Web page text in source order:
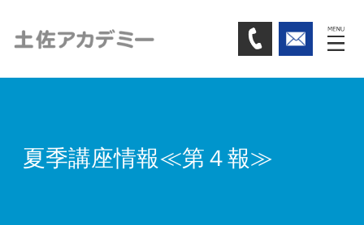
夏季講座情報≪第４報≫